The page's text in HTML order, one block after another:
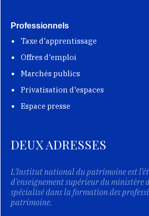
Professionnels
Taxe d'apprentissage
Offres d'emploi
Marchés publics
Privatisation d'espaces
Espace presse
DEUX ADRESSES
L'Institut national du patrimoine est
d'enseignement supérieur du ministère
spécialisé dans la formation des
patrimoine.